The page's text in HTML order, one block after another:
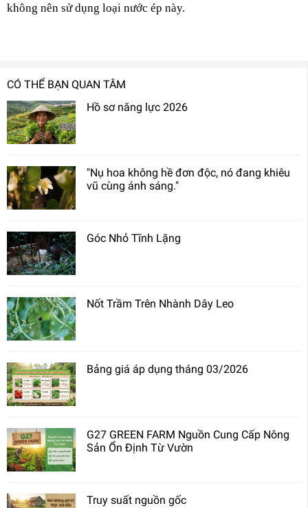
CÓ THỂ BẠN QUAN TÂM
Hồ sơ năng lực 2026
"Nụ hoa không hề đơn độc, nó đang khiêu
vũ cùng ánh sáng."
Góc Nhỏ Tĩnh Lặng
Nốt Trầm Trên Nhành Dây Leo
Bảng giá áp dụng tháng 03/2026
G27 GREEN FARM Nguồn Cung Cấp Nông
Sản Ổn Định Từ Vườn
Truy suất nguồn gốc
không nên sử dụng loại nước ép này.